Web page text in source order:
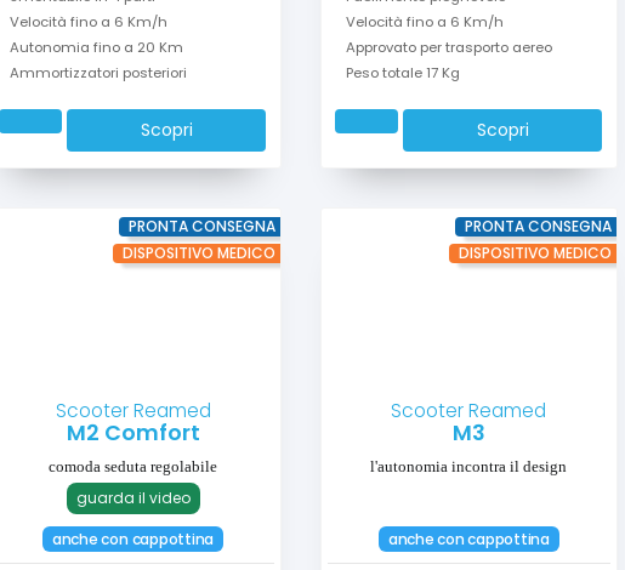
Velocità fino a 6 Km/h
Autonomia fino a 20 Km
Ammortizzatori posteriori
Scopri
Velocità fino a 6 Km/h
Approvato per trasporto aereo
Peso totale 17 Kg
Scopri
PRONTA CONSEGNA
DISPOSITIVO MEDICO
Scooter Reamed
M2 Comfort
comoda seduta regolabile
guarda il video
anche con cappottina
PRONTA CONSEGNA
DISPOSITIVO MEDICO
Scooter Reamed
M3
l'autonomia incontra il design
anche con cappottina